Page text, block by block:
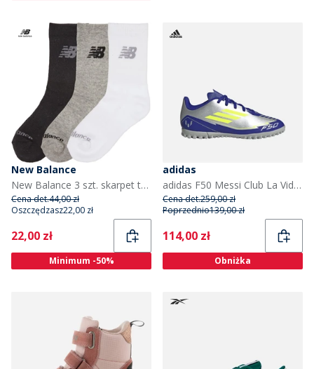
New Balance
New Balance 3 szt. skarpet typu crew z wyściółką dla dzieci kolor multi
Cena det.44,00 zł
Oszczędzasz22,00 zł
Current
22,00 zł
Minimum -50%
adidas
adidas F50 Messi Club La Vida Rapida Pack TF Astro Buty piłkarskie dla dzieci kolor Silver Metallic/Solar Yellow/Lucid Blue
Cena det.259,00 zł
Poprzednio139,00 zł
Current
114,00 zł
Obniżka